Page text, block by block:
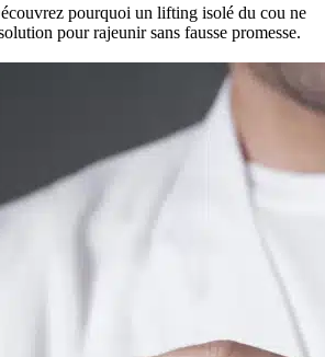
pourquoi un lifting isolé du cou ne
pour rajeunir sans fausse promesse.